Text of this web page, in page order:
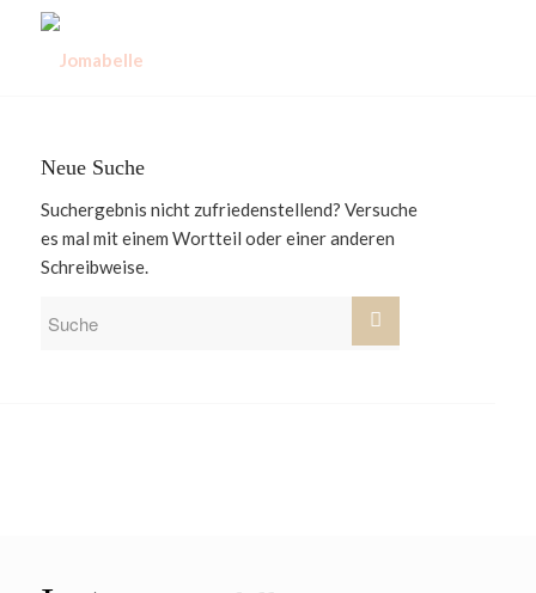
Neue Suche
Suchergebnis nicht zufriedenstellend? Versuche
es mal mit einem Wortteil oder einer anderen
Schreibweise.